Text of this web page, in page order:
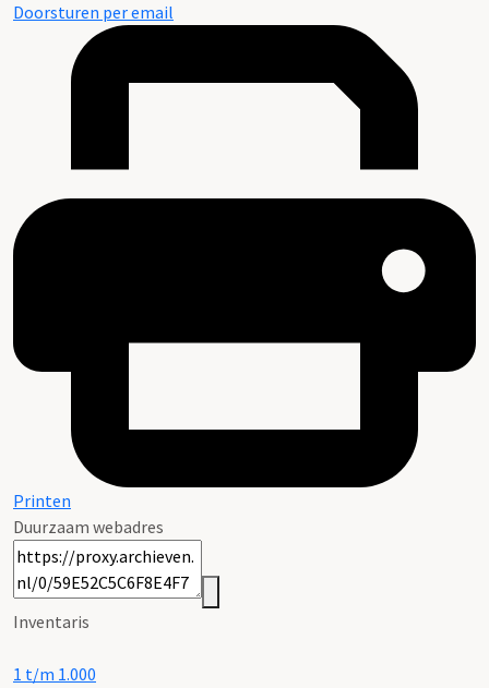
Doorsturen per email
Printen
Duurzaam webadres
Inventaris
1 t/m 1.000